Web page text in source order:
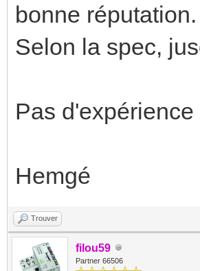
bonne réputation.
Selon la spec,
Pas
Hemgé
Trouver
filou59
Partner 66506